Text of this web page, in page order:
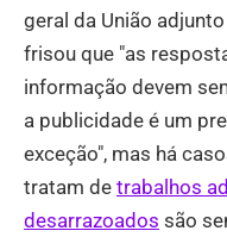
geral da União
frisou que "as
informação devem
a publicidade é um
exceção", mas há
tratam de trabalhos
desarrazoados são